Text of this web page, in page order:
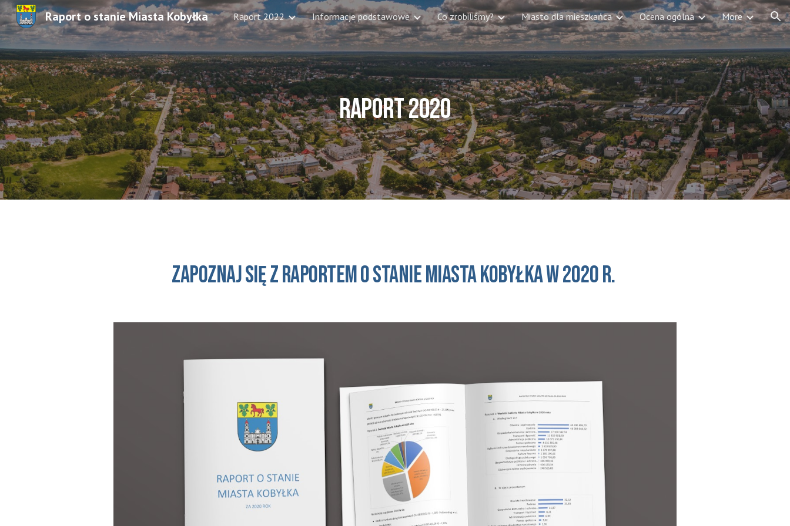
Skip to main content Skip to navigation
Raport o stanie Miasta Kobyłka Raport 2022 Informacje podstawowe Co zrobiliśmy? Miasto dla mieszkańca Ocena ogólna More
Raport 2020
Zapoznaj się z raportem o stanieMIASTA KOBYŁKAw 2020 r.